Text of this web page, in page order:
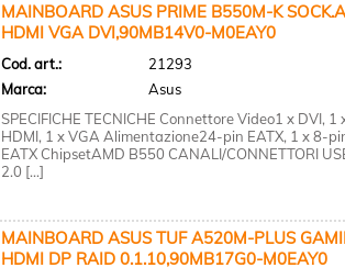
MAINBOARD ASUS PRIME B550M-K
HDMI VGA DVI,90MB14V0-M0EAY0
Cod. art.:
21293
Marca:
Asus
SPECIFICHE TECNICHE Connettore Video1 x DVI, 1
HDMI, 1 x VGA Alimentazione24-pin EATX, 1 x 8-
EATX ChipsetAMD B550 CANALI/CONNETTORI
2.0 [...]
MAINBOARD ASUS TUF A520M-PLUS
HDMI DP RAID 0.1.10,90MB17G0-M0EAY0